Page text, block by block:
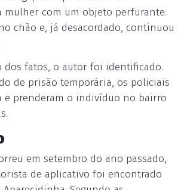
mulher com um objeto perfurante.
chão e, já desacordado, continuou
dos fatos, o autor foi identificado.
de prisão temporária, os policiais
e prenderam o indivíduo no bairro
em setembro do ano passado,
de aplicativo foi encontrado